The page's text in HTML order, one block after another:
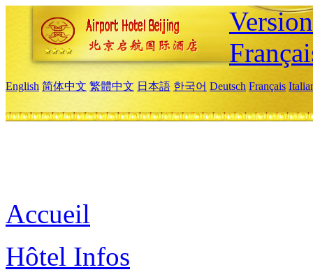
English 简体中文 繁體中文 日本語 한국어 Deutsch Français
Accueil
Hôtel Infos